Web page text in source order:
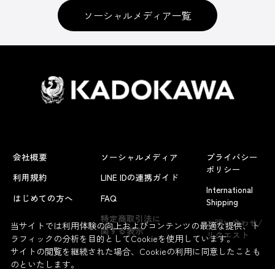
よくあるお問い合わせ
ソーシャルメディア一覧
会社概要
利用規約
はじめての方へ
ソーシャルメディア
LINE IDの連携ガイド
FAQ
特定商取引法に
関する表示
プライバシー
ポリシー
International
Shipping
お問い合わせ/
リクエスト
当サイトでは利用体験の向上およびコンテンツの最適な提供、ト
ラフィックの分析を目的としてCookieを使用しています。
サイトの閲覧を継続された場合、Cookieの利用に同意したことも
のといたします。